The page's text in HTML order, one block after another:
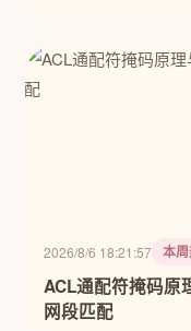
2026/8/6 18:21:57 本
ACL通配符掩码原
网段匹配